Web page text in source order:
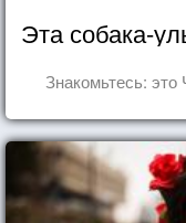
Эта собака-
Знакомьтесь: